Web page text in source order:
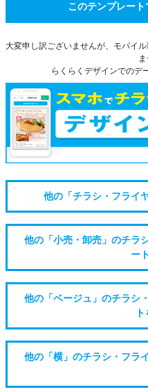
このテンプレー
大変申し訳ございませんが、モバイ
ま
らくらくデザインでのデ
他の「チラシ・フライ
他の「小売・卸売」のチラ
ー
他の「ベージュ」のチラシ
他の「横」のチラシ・フラ